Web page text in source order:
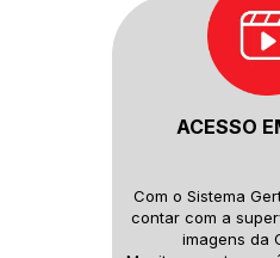
ACESSO
Com o Sistema
contar com a
imagens da